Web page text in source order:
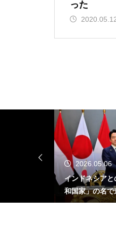
った
2026.05.06
インドネシア
和国家」の名